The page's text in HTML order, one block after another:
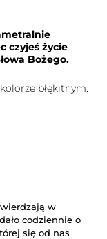
czyjeś życie
Bożego.
błękitnym.
w
codziennie o
się od nas